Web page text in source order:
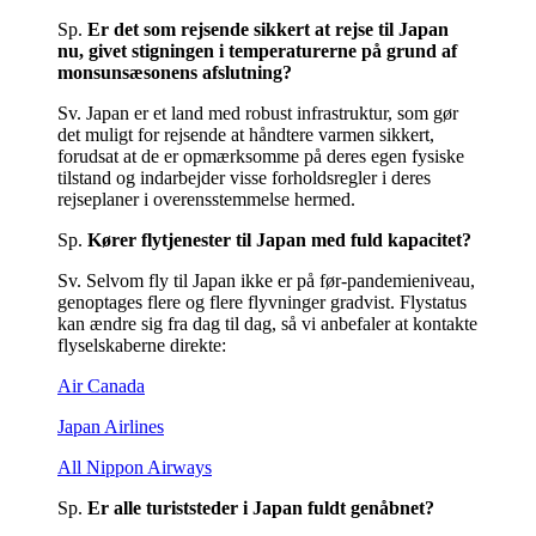
Sp. Er det som rejsende sikkert at rejse til Japan
nu, givet stigningen i temperaturerne på grund af
monsunsæsonens afslutning?
Sv. Japan er et land med robust infrastruktur, som gør
det muligt for rejsende at håndtere varmen sikkert,
forudsat at de er opmærksomme på deres egen fysiske
tilstand og indarbejder visse forholdsregler i deres
rejseplaner i overensstemmelse hermed.
Sp. Kører flytjenester til Japan med fuld kapacitet?
Sv. Selvom fly til Japan ikke er på før-pandemieniveau,
genoptages flere og flere flyvninger gradvist. Flystatus
kan ændre sig fra dag til dag, så vi anbefaler at kontakte
flyselskaberne direkte:
Air Canada
Japan Airlines
All Nippon Airways
Sp. Er alle turiststeder i Japan fuldt genåbnet?